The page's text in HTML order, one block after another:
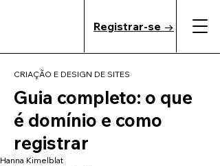
Registrar-se →
CRIAÇÃO E DESIGN DE SITES
Guia completo: o que
é domínio e como
registrar
Hanna Kimelblat